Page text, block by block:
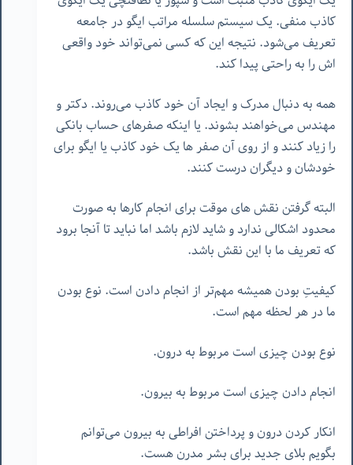
کاذب منفی. یک سیستم سلسله مراتب ایگو در جامعه
تعریف می‌شود. نتیجه این که کسی نمی‌تواند خود واقعی
اش را به راحتی پیدا کند.
همه به دنبال مدرک و ایجاد آن خود کاذب می‌روند. دکتر و
مهندس می‌خواهند بشوند. یا اینکه صفرهای حساب بانکی
را زیاد کنند و از روی آن صفر ها یک خود کاذب یا ایگو برای
خودشان و دیگران درست کنند.
البته گرفتن نقش های موقت برای انجام کارها به صورت
محدود اشکالی ندارد و شاید لازم باشد اما نباید تا آنجا برود
که تعریف ما با این نقش باشد.
کیفیتِ بودن همیشه مهم‌تر از انجام دادن است. نوع بودن
ما در هر لحظه مهم است.
نوع بودن چیزی است مربوط به درون.
انجام دادن چیزی است مربوط به بیرون.
انکار کردن درون و پرداختن افراطی به بیرون می‌توانم
بگویم بلای جدید برای بشر مدرن هست.